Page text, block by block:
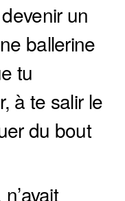
un
ballerine
tu
à te salir le
du bout